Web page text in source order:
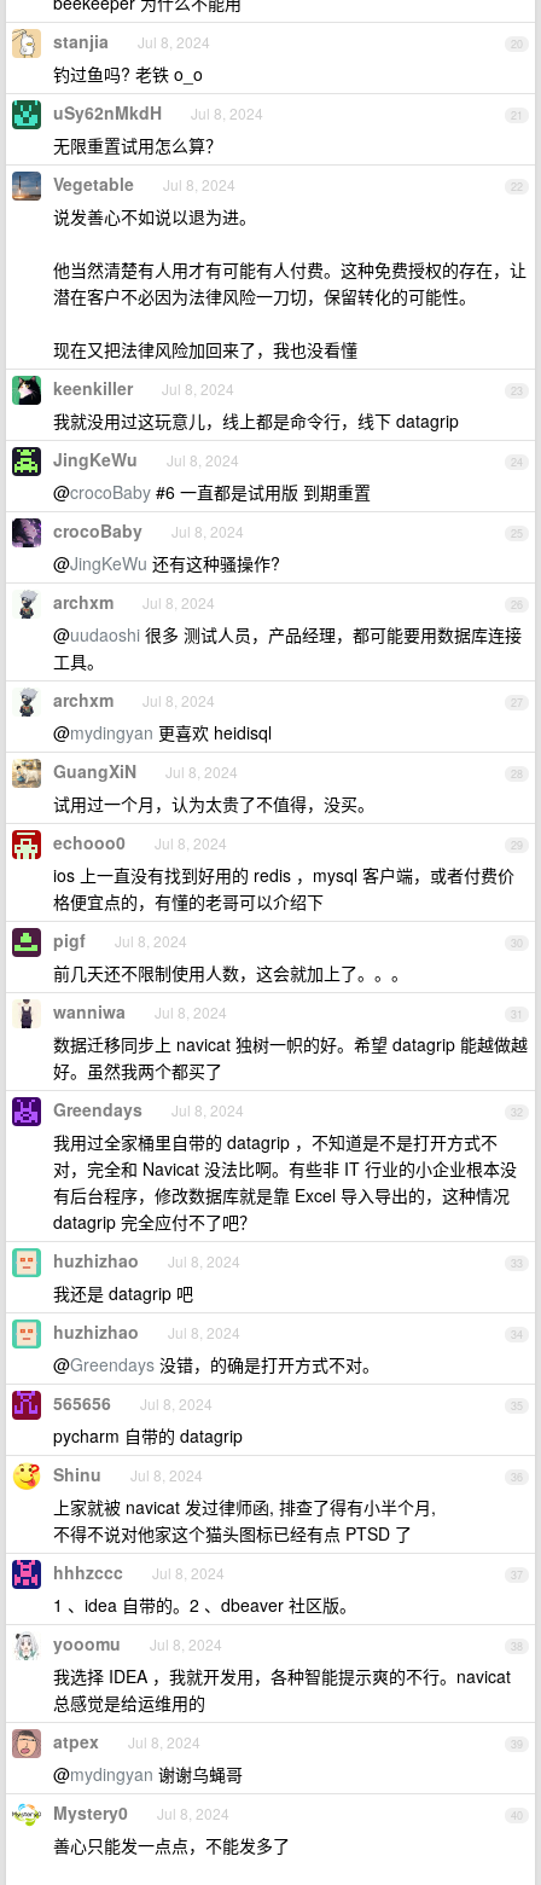
20
stanjia Jul 8, 2024
钓过鱼吗? 老铁 o_o
21
uSy62nMkdH Jul 8, 2024
无限重置试用怎么算？
22
Vegetable Jul 8, 2024
说发善心不如说以退为进。
他当然清楚有人用才有可能有人付费。这种免费授权的存在，让
潜在客户不必因为法律风险一刀切，保留转化的可能性。
现在又把法律风险加回来了，我也没看懂
23
keenkiller Jul 8, 2024
我就没用过这玩意儿，线上都是命令行，线下 datagrip
24
JingKeWu Jul 8, 2024
@crocoBaby #6 一直都是试用版 到期重置
25
crocoBaby Jul 8, 2024
@JingKeWu 还有这种骚操作?
26
archxm Jul 8, 2024
@uudaoshi 很多 测试人员，产品经理，都可能要用数据库连接
工具。
27
archxm Jul 8, 2024
@mydingyan 更喜欢 heidisql
28
GuangXiN Jul 8, 2024
试用过一个月，认为太贵了不值得，没买。
29
echooo0 Jul 8, 2024
ios 上一直没有找到好用的 redis ，mysql 客户端，或者付费价
格便宜点的，有懂的老哥可以介绍下
30
pigf Jul 8, 2024
前几天还不限制使用人数，这会就加上了。。。
31
wanniwa Jul 8, 2024
数据迁移同步上 navicat 独树一帜的好。希望 datagrip 能越做越
好。虽然我两个都买了
32
Greendays Jul 8, 2024
我用过全家桶里自带的 datagrip ，不知道是不是打开方式不
对，完全和 Navicat 没法比啊。有些非 IT 行业的小企业根本没
有后台程序，修改数据库就是靠 Excel 导入导出的，这种情况
datagrip 完全应付不了吧？
33
huzhizhao Jul 8, 2024
我还是 datagrip 吧
34
huzhizhao Jul 8, 2024
@Greendays 没错，的确是打开方式不对。
35
565656 Jul 8, 2024
pycharm 自带的 datagrip
36
Shinu Jul 8, 2024
上家就被 navicat 发过律师函, 排查了得有小半个月,
不得不说对他家这个猫头图标已经有点 PTSD 了
37
hhhzccc Jul 8, 2024
1 、idea 自带的。2 、dbeaver 社区版。
38
yooomu Jul 8, 2024
我选择 IDEA ，我就开发用，各种智能提示爽的不行。navicat
总感觉是给运维用的
39
atpex Jul 8, 2024
@mydingyan 谢谢乌蝇哥
40
Mystery0 Jul 8, 2024
善心只能发一点点，不能发多了